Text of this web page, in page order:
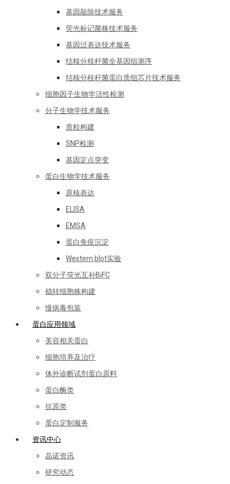
基因敲除技术服务
荧光标记菌株技术服务
基因过表达技术服务
结核分枝杆菌全基因组测序
结核分枝杆菌蛋白质组芯片技术服务
细胞因子生物学活性检测
分子生物学技术服务
质粒构建
SNP检测
基因定点突变
蛋白生物学技术服务
原核表达
ELISA
EMSA
蛋白免疫沉淀
Western blot实验
双分子荧光互补BiFC
稳转细胞株构建
慢病毒包装
蛋白应用领域
美容相关蛋白
细胞培养及治疗
体外诊断试剂蛋白原料
蛋白酶类
抗原类
蛋白定制服务
资讯中心
晶诺资讯
研究动态